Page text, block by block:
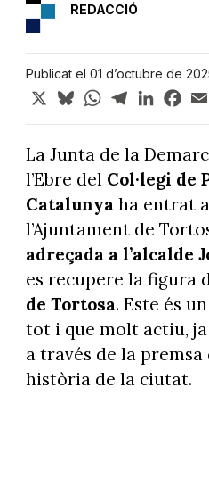
REDACCIÓ
Publicat el 01 d’octubre de
X BlueskyWhatsApp
TelegramLinkedIn
La Junta de la
l’Ebre del Col·legi de
Catalunya ha entrat
l’Ajuntament de
adreçada a l’alcalde
es recupere la figura
de Tortosa. Este és un
tot i que molt actiu,
a través de la
història de la ciutat.